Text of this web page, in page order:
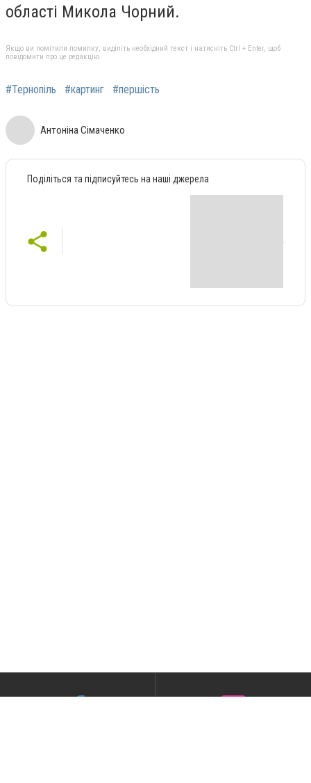
області Микола Чорний.
Якщо ви помітили помилку, виділіть необхідний текст і натисніть Ctrl + Enter, щоб
повідомити про це редакцію
#Тернопіль #картинг #першість
Антоніна Сімаченко
Поділіться та підписуйтесь на наші джерела